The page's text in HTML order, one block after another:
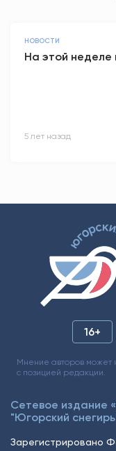
НОВОСТИ
На этой неделе
5 лет назад
16+
Мнение авторов может
с позицией редакции.
Сетевое издание
"Югорский
Зарегистрировано